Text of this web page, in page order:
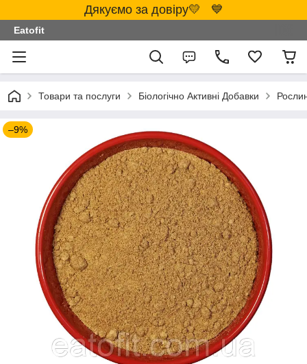
Дякуємо за довіру💛 💙
Eatofit
Товари та послуги Біологічно Активні Добавки
–9%